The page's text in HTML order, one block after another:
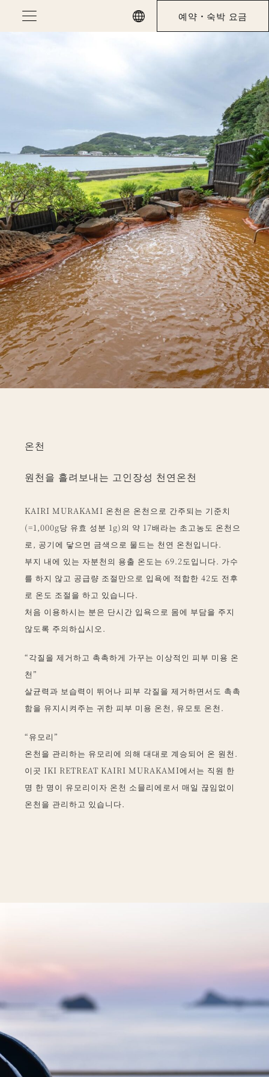
예약・숙박 요금
온천
원천을 흘려보내는 고인장성 천연온천
KAIRI MURAKAMI 온천은 온천으로 간주되는 기준치
(=1,000g당 유효 성분 1g)의 약 17배라는 초고농도 온천으
로, 공기에 닿으면 금색으로 물드는 천연 온천입니다.
부지 내에 있는 자분천의 용출 온도는 69.2도입니다. 가수
를 하지 않고 공급량 조절만으로 입욕에 적합한 42도 전후
로 온도 조절을 하고 있습니다.
처음 이용하시는 분은 단시간 입욕으로 몸에 부담을 주지
않도록 주의하십시오.
“각질을 제거하고 촉촉하게 가꾸는 이상적인 피부 미용 온
천”
살균력과 보습력이 뛰어나 피부 각질을 제거하면서도 촉촉
함을 유지시켜주는 귀한 피부 미용 온천, 유모토 온천.
“유모리”
온천을 관리하는 유모리에 의해 대대로 계승되어 온 원천.
이곳 IKI RETREAT KAIRI MURAKAMI에서는 직원 한
명 한 명이 유모리이자 온천 소믈리에로서 매일 끊임없이
온천을 관리하고 있습니다.